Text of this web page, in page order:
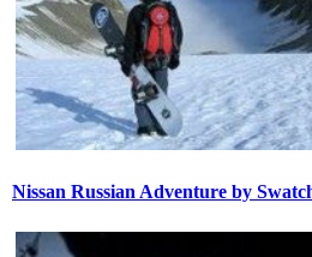
Nissan Russian Adventure by